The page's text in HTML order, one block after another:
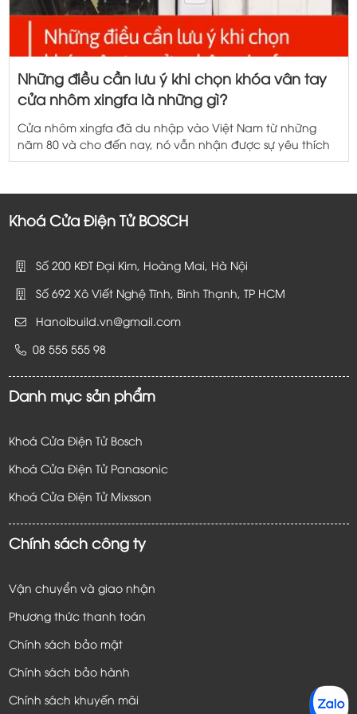
Những điều cần lưu ý khi chọn khóa vân tay
cửa nhôm xingfa là những gì?
Cửa nhôm xingfa đã du nhập vào Việt Nam từ những
năm 80 và cho đến nay, nó vẫn nhận được sự yêu thích
của rất nhiều người. Tuy nhiên, do có nhiều sự khác biệt
nhôm xingfa cũng khó khăn hơn […]
Khoá Cửa Điện Tử BOSCH
Số 200 KĐT Đại Kim, Hoàng Mai, Hà Nội
Số 692 Xô Viết Nghệ Tĩnh, Bình Thạnh, TP HCM
Hanoibuild.vn@gmail.com
08 555 555 98
Danh mục sản phẩm
Khoá Cửa Điện Tử Bosch
Khoá Cửa Điện Tử Panasonic
Khoá Cửa Điện Tử Mixsson
Chính sách công ty
Vận chuyển và giao nhận
Phương thức thanh toán
Chính sách bảo mật
Chính sách bảo hành
Chính sách khuyến mãi